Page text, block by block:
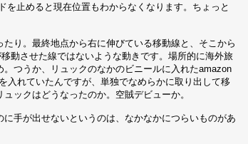
止めると現在位置もわからなくなります。ちょっと
り。最終地点から右に伸びている移動線と、そこから
動させた線ではないような動きです。場所的に海外旅
つうか、リュックのなかのビニールに入れたamazon
入れていたんですが、単独でなめらかに取り出して移
ックはどうなったのか。空賊デビューか。
手が出せないというのは、なかなかにつらいものがあ